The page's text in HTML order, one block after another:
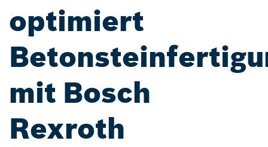
optimiert
mit Bosch
Rexroth